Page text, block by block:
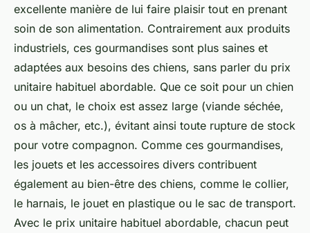
chien : avantages et variétés
Noham•4 mars 2025•8 min de lecture
excellente manière de lui faire plaisir tout en prenant
soin de son alimentation. Contrairement aux produits
industriels, ces gourmandises sont plus saines et
adaptées aux besoins des chiens, sans parler du prix
unitaire habituel abordable. Que ce soit pour un chien
ou un chat, le choix est assez large (viande séchée,
os à mâcher, etc.), évitant ainsi toute rupture de stock
pour votre compagnon. Comme ces gourmandises,
les jouets et les accessoires divers contribuent
également au bien-être des chiens, comme le collier,
le harnais, le jouet en plastique ou le sac de transport.
Avec le prix unitaire habituel abordable, chacun peut